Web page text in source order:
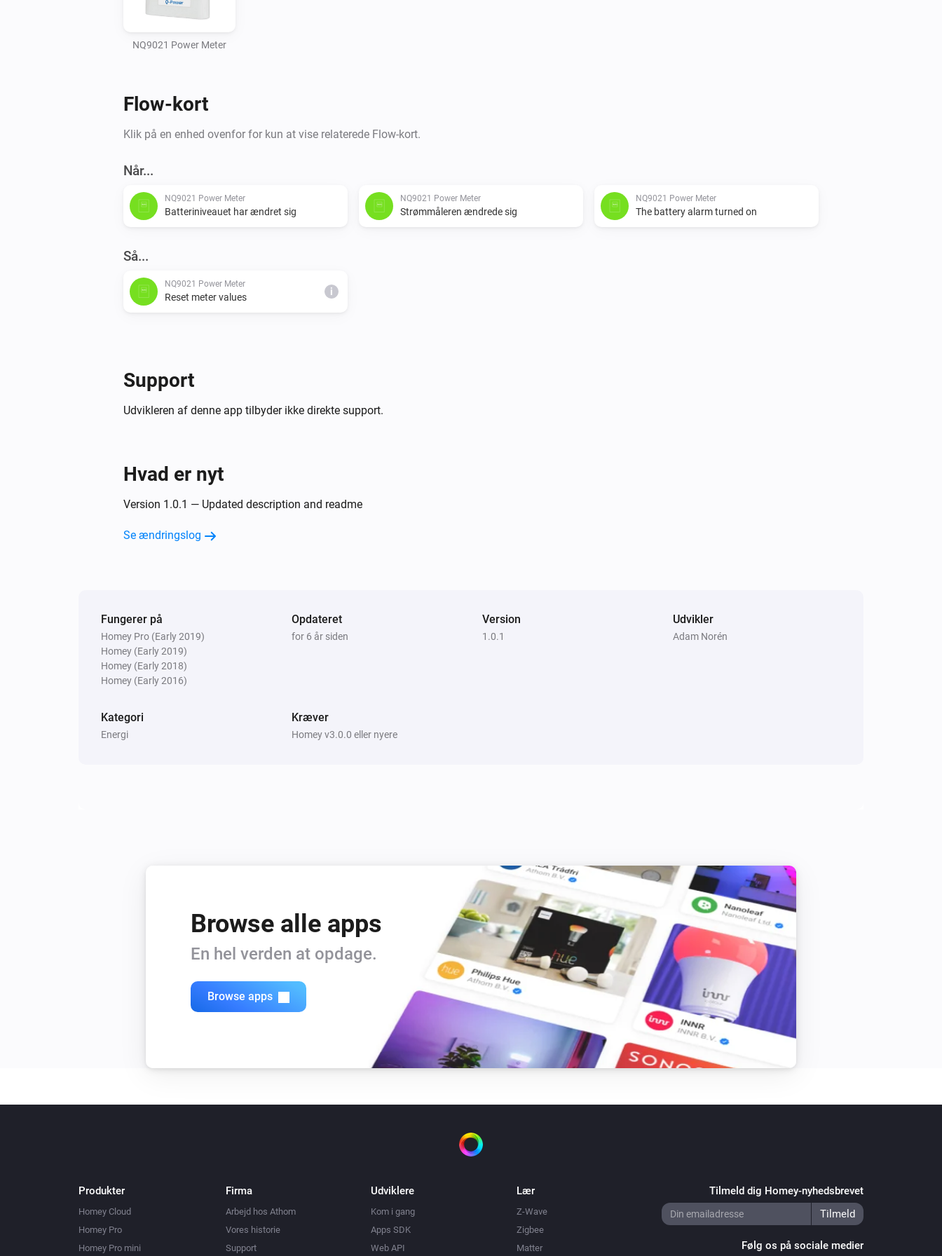
NQ9021 Power Meter
Flow-kort
Klik på en enhed ovenfor for kun at vise relaterede Flow-kort.
Når...
NQ9021 Power Meter
Batteriniveauet har ændret sig
NQ9021 Power Meter
Strømmåleren ændrede sig
NQ9021 Power Meter
The battery alarm turned on
Så...
NQ9021 Power Meter
Reset meter values i
Support
Udvikleren af denne app tilbyder ikke direkte support.
Hvad er nyt
Version 1.0.1 — Updated description and readme
Se ændringslog
Fungerer på
Homey Pro (Early 2019)
Homey (Early 2019)
Homey (Early 2018)
Homey (Early 2016)
Opdateret
for 6 år siden
Version
1.0.1
Udvikler
Adam Norén
Kategori
Energi
Kræver
Homey v3.0.0 eller nyere
Browse alle apps
En hel verden at opdage.
Browse apps
Produkter
Homey Cloud
Homey Pro
Homey Pro mini
Firma
Arbejd hos Athom
Vores historie
Support
Udviklere
Kom i gang
Apps SDK
Web API
Lær
Z-Wave
Zigbee
Matter
Tilmeld dig Homey-nyhedsbrevet
Følg os på sociale medier